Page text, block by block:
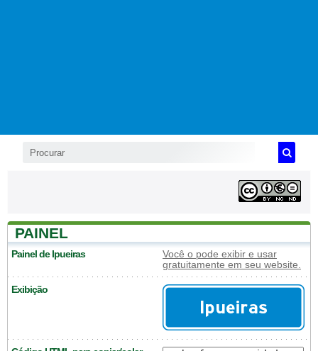
PAINEL
Painel de Ipueiras
Você o pode exibir e usar
gratuitamente em seu website.
Exibição